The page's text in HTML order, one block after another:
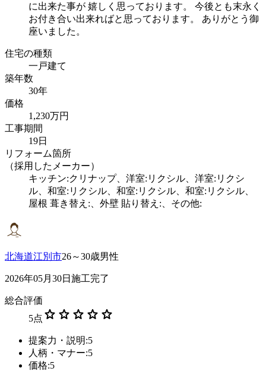
に出来た事が 嬉しく思っております。 今後とも末永く
お付き合い出来ればと思っております。 ありがとう御
座いました。
住宅の種類
一戸建て
築年数
30年
価格
1,230万円
工事期間
19日
リフォーム箇所
（採用したメーカー）
キッチン:クリナップ、洋室:リクシル、洋室:リクシ
ル、和室:リクシル、和室:リクシル、和室:リクシル、
屋根 葺き替え:、外壁 貼り替え:、その他:
北海道江別市26～30歳男性
2026年05月30日施工完了
総合評価
5点 star star star star star
提案力・説明:5
人柄・マナー:5
価格:5